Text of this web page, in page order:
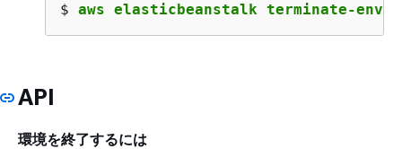
$ aws elasticbeanstalk terminate-
API
環境を終了するには